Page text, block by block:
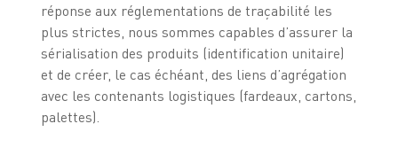
réponse aux réglementations de traçabilité les
plus strictes, nous sommes capables d’assurer la
sérialisation des produits (identification unitaire)
et de créer, le cas échéant, des liens d’agrégation
avec les contenants logistiques (fardeaux, cartons,
palettes).